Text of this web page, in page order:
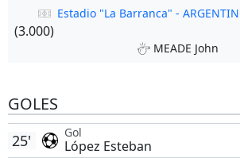
Estadio "La Barranca" -
(3.000)
MEADE John
GOLES
Gol
López Esteban
25'